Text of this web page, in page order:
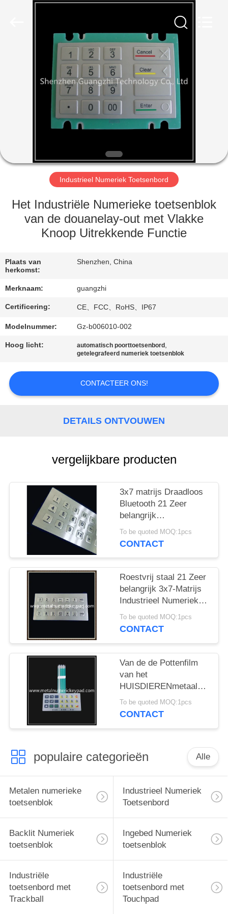
PRODUCTEN
ONGEVEER
FABRIEKSREIS
KWALITEITSCONTROLE
CONTACTEER
EEN
CITAAT
PRIVACY
Industrieel Numeriek Toetsenbord
Het Industriële Numerieke toetsenblok
van de douanelay-out met Vlakke
Knoop Uitrekkende Functie
Plaats van
herkomst:
Shenzhen, China
Merknaam: guangzhi
Certificering: CE、FCC、RoHS、IP67
Modelnummer: Gz-b006010-002
Hoog licht: automatisch poorttoetsenbord ,
getelegrafeerd numeriek toetsenblok
CONTACTEER ONS!
DETAILS ONTVOUWEN
vergelijkbare producten
3x7 matrijs Draadloos
Bluetooth 21 Zeer
belangrijk
Toetsenbordroestvrij
staal 304
To be quoted MOQ:1pcs
CONTACT
Roestvrij staal 21 Zeer
belangrijk 3x7-Matrijs
Industrieel Numeriek
toetsenblok
To be quoted MOQ:1pcs
CONTACT
Van de de Pottenfilm
van het
HUISDIERENmetaal
Membraan 2.0mm
Industrieel Numeriek
To be quoted MOQ:1pcs
CONTACT
populaire categorieën Alle
Metalen numerieke
toetsenblok
Industrieel Numeriek
Toetsenbord
Backlit Numeriek
toetsenblok
Ingebed Numeriek
toetsenblok
Industriële
toetsenbord met
Trackball
Industriële
toetsenbord met
Touchpad